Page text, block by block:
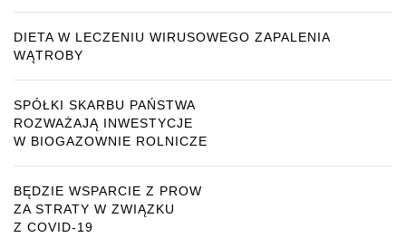
DIETA W LECZENIU WIRUSOWEGO ZAPALENIA
WĄTROBY
SPÓŁKI SKARBU PAŃSTWA
ROZWAŻAJĄ INWESTYCJE
W BIOGAZOWNIE ROLNICZE
BĘDZIE WSPARCIE Z PROW
ZA STRATY W ZWIĄZKU
Z COVID-19